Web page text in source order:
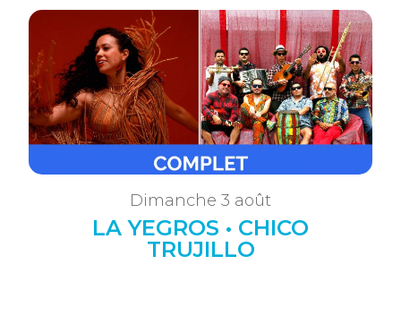
Dimanche 3 août
LA YEGROS • CHICO
TRUJILLO